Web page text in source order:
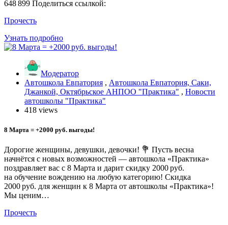
648 899 Поделиться ссылкой:
Прочесть
Узнать подробно
Модератор
Автошкола Евпатория , Автошкола Евпатория, Саки,
Джанкой, Октябрьское АНПОО "Практика" , Новости
автошколы "Практика"
418 views
8 Марта = +2000 руб. выгоды!
Дорогие женщины, девушки, девочки! 💐 Пусть весна
начнётся с новых возможностей — автошкола «Практика»
поздравляет вас с 8 Марта и дарит скидку 2000 руб.
на обучение вождению на любую категорию! Скидка
2000 руб. для женщин к 8 Марта от автошколы «Практика»!
Мы ценим…
Прочесть